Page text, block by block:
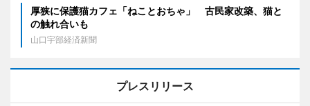
厚狭に保護猫カフェ「ねことおちゃ」 古民家改築、猫と
の触れ合いも
山口宇部経済新聞
プレスリリース